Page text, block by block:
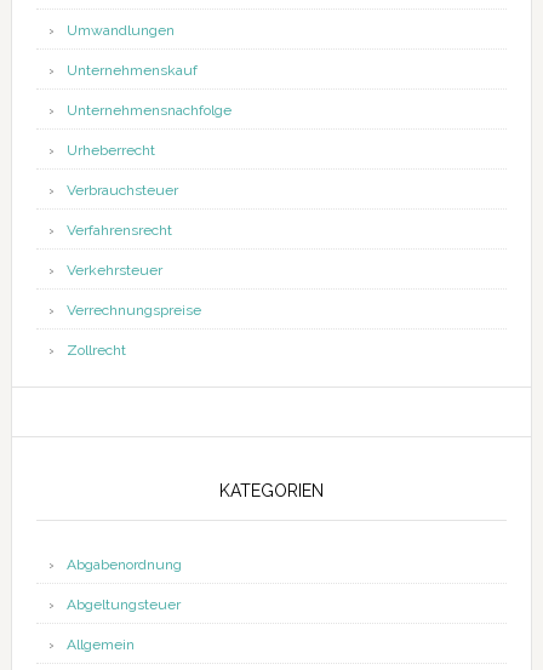
Umwandlungen
Unternehmenskauf
Unternehmensnachfolge
Urheberrecht
Verbrauchsteuer
Verfahrensrecht
Verkehrsteuer
Verrechnungspreise
Zollrecht
KATEGORIEN
Abgabenordnung
Abgeltungsteuer
Allgemein